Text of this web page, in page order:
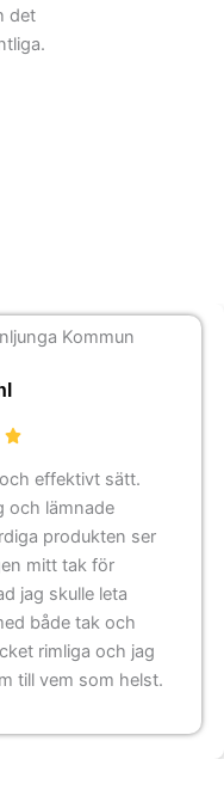
det
effektivt sätt.
och lämnade
produkten ser
mitt tak för
jag skulle leta
både tak och
rimliga och jag
till vem som helst.